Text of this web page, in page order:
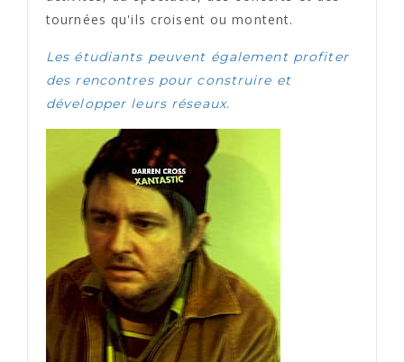
tournées qu'ils croisent ou montent.
Les étudiants peuvent également profiter
des rencontres pour construire et
développer leurs réseaux.